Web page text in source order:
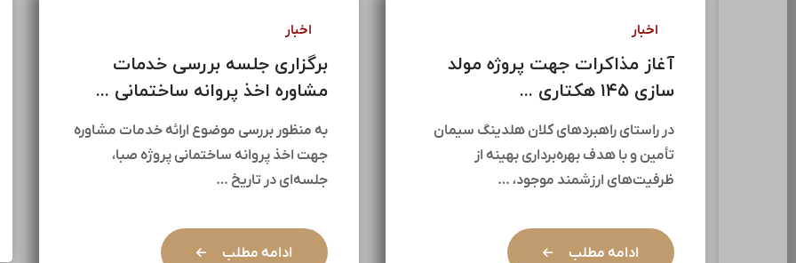
اخبار
آغاز مذاکرات جهت پروژه مولد
سازی ۱۴۵ هکتاری ...
در راستای راهبردهای کلان هلدینگ سیمان
تأمین و با هدف بهره‌برداری بهینه از
ظرفیت‌های ارزشمند موجود، …
ادامه مطلب
اخبار
برگزاری جلسه بررسی خدمات
مشاوره اخذ پروانه ساختمانی ...
به منظور بررسی موضوع ارائه خدمات مشاوره
جهت اخذ پروانه ساختمانی پروژه صبا،
جلسه‌ای در تاریخ …
ادامه مطلب